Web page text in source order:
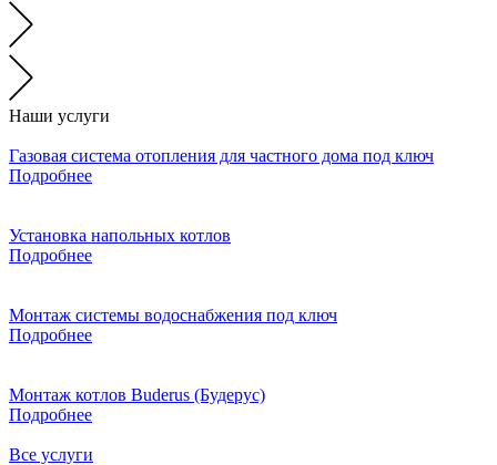
Наши услуги
Газовая система отопления для частного дома под ключ
Подробнее
Установка напольных котлов
Подробнее
Монтаж системы водоснабжения под ключ
Подробнее
Монтаж котлов Buderus (Будерус)
Подробнее
Все услуги